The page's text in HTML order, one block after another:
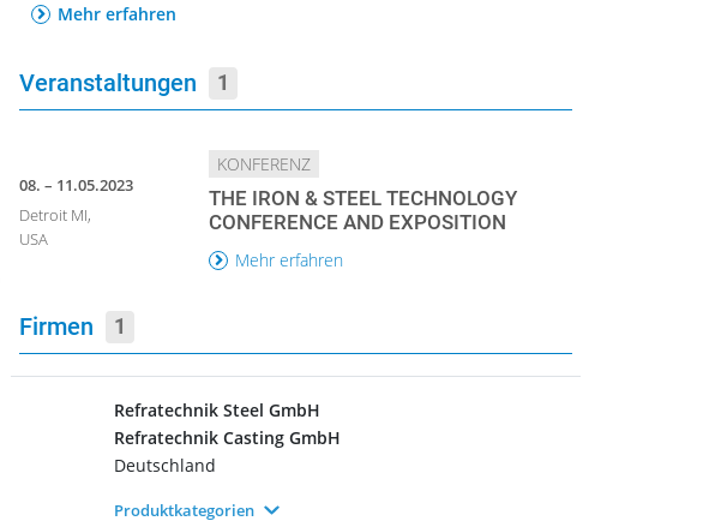
Mehr erfahren
Veranstaltungen 1
08. – 11.05.2023
Detroit MI,
USA
KONFERENZ
THE IRON & STEEL TECHNOLOGY
CONFERENCE AND EXPOSITION
Mehr erfahren
Firmen 1
Refratechnik Steel GmbH
Refratechnik Casting GmbH
Deutschland
Produktkategorien